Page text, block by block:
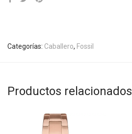
Categorías: Caballero, Fossil
Productos relacionados